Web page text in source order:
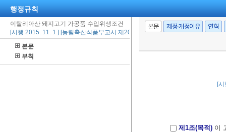
행정규칙
이탈리아산 돼지고기 가공품 수입위생조건
[시행 2015. 11. 1.] [농림축산식품부고시 제2015-72호, 2015. 7. 22., 전부개정]
본문
부칙
본문 제정·개정이유 연혁
[
제1조(목적) 이